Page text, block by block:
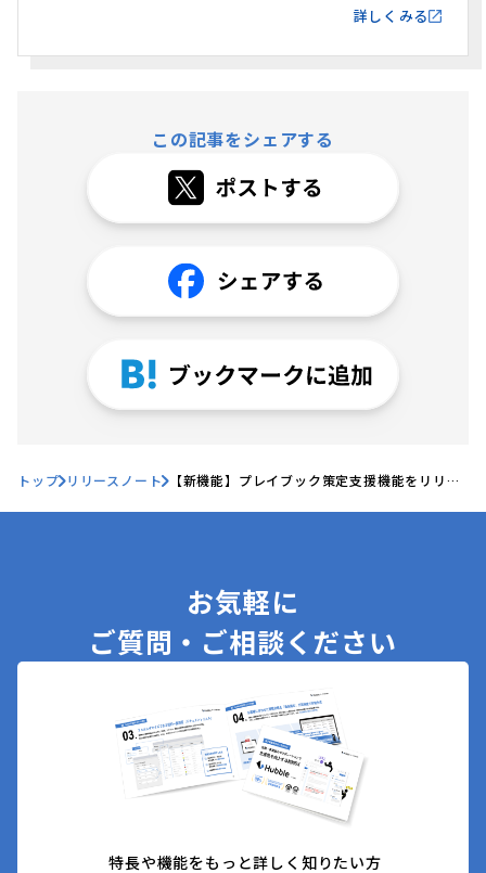
詳しくみる
この記事をシェアする
トップ リリースノート 【新機能】プレイブック策定支援機能をリリー
お気軽に
ご質問・ご相談ください
特長や機能をもっと詳しく知りたい方